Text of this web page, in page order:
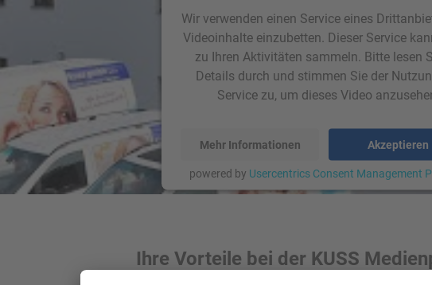
Wir verwenden einen Service eines
Videoinhalte einzubetten. Dieser Service
zu Ihren Aktivitäten sammeln. Bitte lesen
Details durch und stimmen Sie der
Service zu, um dieses Video
Mehr Informationen Akzeptieren
powered by Usercentrics Consent Management
Ihre Vorteile bei der KUSS